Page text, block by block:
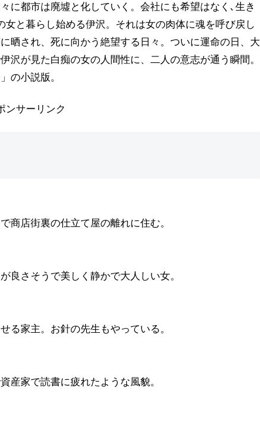
に都市は廃墟と化していく。会社にも希望はなく､生き
と暮らし始める伊沢。それは女の肉体に魂を呼び戻し
晒され、死に向かう絶望する日々。ついに運命の日、大
沢が見た白痴の女の人間性に、二人の意志が通う瞬間。
の小説版。
ンサーリンク
商店街裏の仕立て屋の離れに住む。
良さそうで美しく静かで大人しい女。
る家主。お針の先生もやっている。
産家で読書に疲れたような風貌。